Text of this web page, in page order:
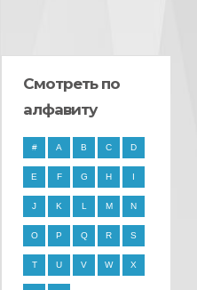
Смотреть по
алфавиту
# A B C D
E F G H I
J K L M N
O P Q R S
T U V W X